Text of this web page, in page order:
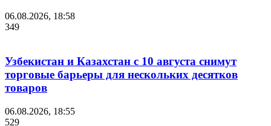
06.08.2026, 18:58
349
Узбекистан и Казахстан с 10 августа снимут
торговые барьеры для нескольких десятков
товаров
06.08.2026, 18:55
529